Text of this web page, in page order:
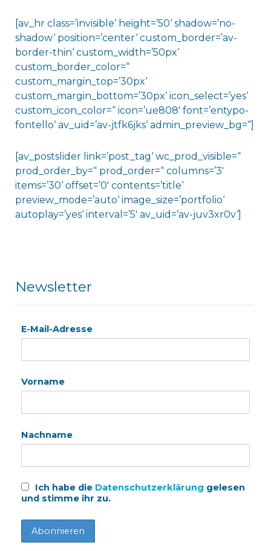
[av_hr class=’invisible‘ height=’50‘ shadow=’no-
shadow‘ position=’center‘ custom_border=’av-
border-thin‘ custom_width=’50px‘
custom_border_color=“
custom_margin_top=’30px‘
custom_margin_bottom=’30px‘ icon_select=’yes‘
custom_icon_color=“ icon=’ue808′ font=’entypo-
fontello‘ av_uid=’av-jtfk6jks‘ admin_preview_bg=“]
[av_postslider link=’post_tag‘ wc_prod_visible=“
prod_order_by=“ prod_order=“ columns=’3′
items=’30‘ offset=’0′ contents=’title‘
preview_mode=’auto‘ image_size=’portfolio‘
autoplay=’yes‘ interval=’5′ av_uid=’av-juv3xr0v‘]
Newsletter
E-Mail-Adresse
Vorname
Nachname
Ich habe die Datenschutzerklärung gelesen
und stimme ihr zu.